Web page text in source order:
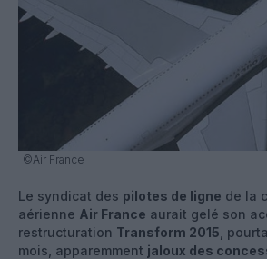
©Air France
Le syndicat des pilotes de ligne de la
aérienne Air France aurait gelé son
restructuration Transform 2015 ,
mois, apparemment jaloux des